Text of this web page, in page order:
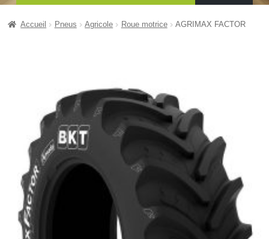
Gardiennage
Mécanique rapide
Contact
Accueil Pneus Agricole Roue motrice AGRIMAX FACTOR